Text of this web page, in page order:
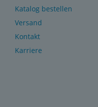
Katalog bestellen
Versand
Kontakt
Karriere